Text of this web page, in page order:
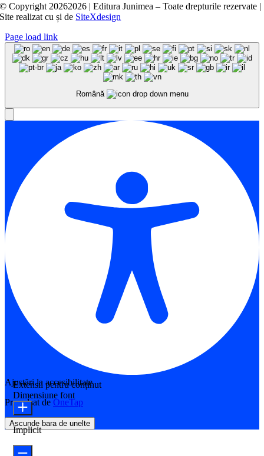
© Copyright 20262026 | Editura Junimea – Toate drepturile rezervate |
Site realizat cușide SiteXdesign
Page load link
Română
Ajustări la accesibilitate
Propulsat de OneTap
Ascunde bara de unelte
Extensii pentru conținut
Dimensiune font
Implicit